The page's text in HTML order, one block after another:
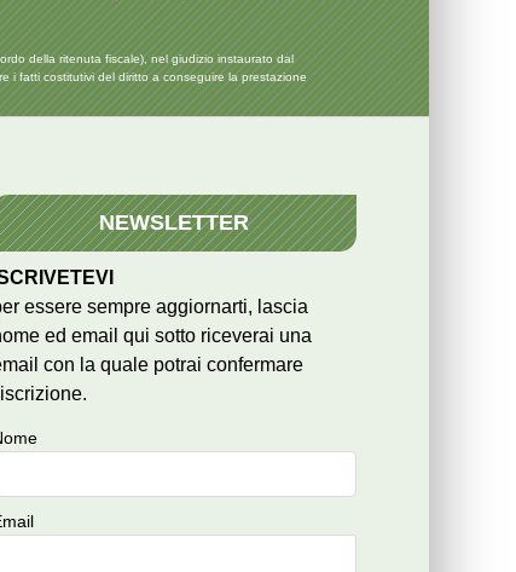
della ritenuta fiscale), nel giudizio instaurato dal
i fatti costitutivi del diritto a conseguire la prestazione
NEWSLETTER
essere sempre aggiornarti, lascia
ed email qui sotto riceverai una
con la quale potrai confermare